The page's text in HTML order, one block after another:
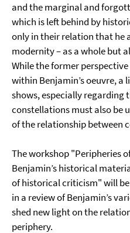
and the marginal and
which is left behind by
only in their relation that he
modernity – as a whole but
While the former
within Benjamin’s oeuvre,
shows, especially regarding
constellations must also be
of the relationship between
The workshop "Peripheries
Benjamin’s historical
of historical criticism" will
in a review of Benjamin’s
shed new light on the
periphery.